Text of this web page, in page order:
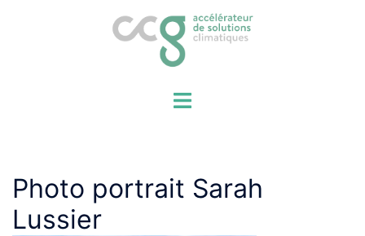
Photo portrait Sarah
Lussier